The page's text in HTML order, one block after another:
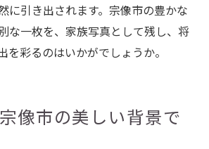
に引き出されます。宗像市の豊かな
な一枚を、家族写真として残し、将
を彩るのはいかがでしょうか。
像市の美しい背景で